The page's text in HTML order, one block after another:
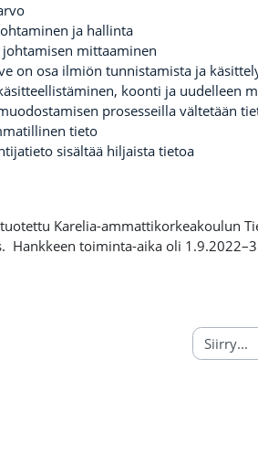
ja hallinta
johtamisen mittaaminen
on osa ilmiön tunnistamista ja
koonti ja uudelleen
prosesseilla vältetään
tieto
sisältää hiljaista tietoa
Karelia-ammattikorkeakoulun
Hankkeen toiminta-aika oli